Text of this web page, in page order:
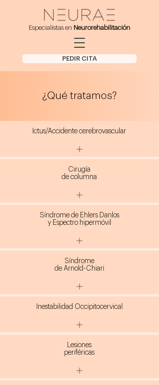
Especialistas en Neurorehabilitación
PEDIR CITA
¿Qué tratamos?
Ictus/Accidente cerebrovascular
Cirugía
de columna
Síndrome de Ehlers Danlos
y Espectro hipermóvil
Síndrome
de Arnold-Chiari
Inestabilidad Occipitocervical
Lesiones
periféricas